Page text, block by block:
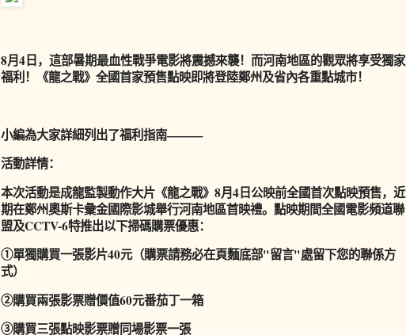
8月4日，這部暑期最血性戰爭電影將震撼來襲！而河南地區的觀眾將享受獨家
福利！《龍之戰》全國首家預售點映即將登陸鄭州及省內各重點城市！
小編為大家詳細列出了福利指南———
活動詳情：
本次活動是成龍監製動作大片《龍之戰》8月4日公映前全國首次點映預售，近
期在鄭州奧斯卡彙金國際影城舉行河南地區首映禮。點映期間全國電影頻道聯
盟及CCTV-6特推出以下掃碼購票優惠：
①單獨購買一張影片40元（購票請務必在頁麵底部"留言"處留下您的聯係方
式）
②購買兩張影票贈價值60元番茄丁一箱
③購買三張點映影票贈同場影票一張